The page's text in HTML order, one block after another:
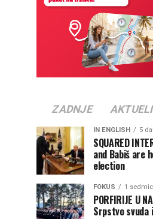
ZADNJE
IN ENGLISH 5
SQUARED
and Babiš are
election
FOKUS 1
PORFIRIJE U
Srpstvo svuda